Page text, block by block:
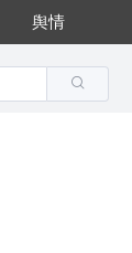
舆情